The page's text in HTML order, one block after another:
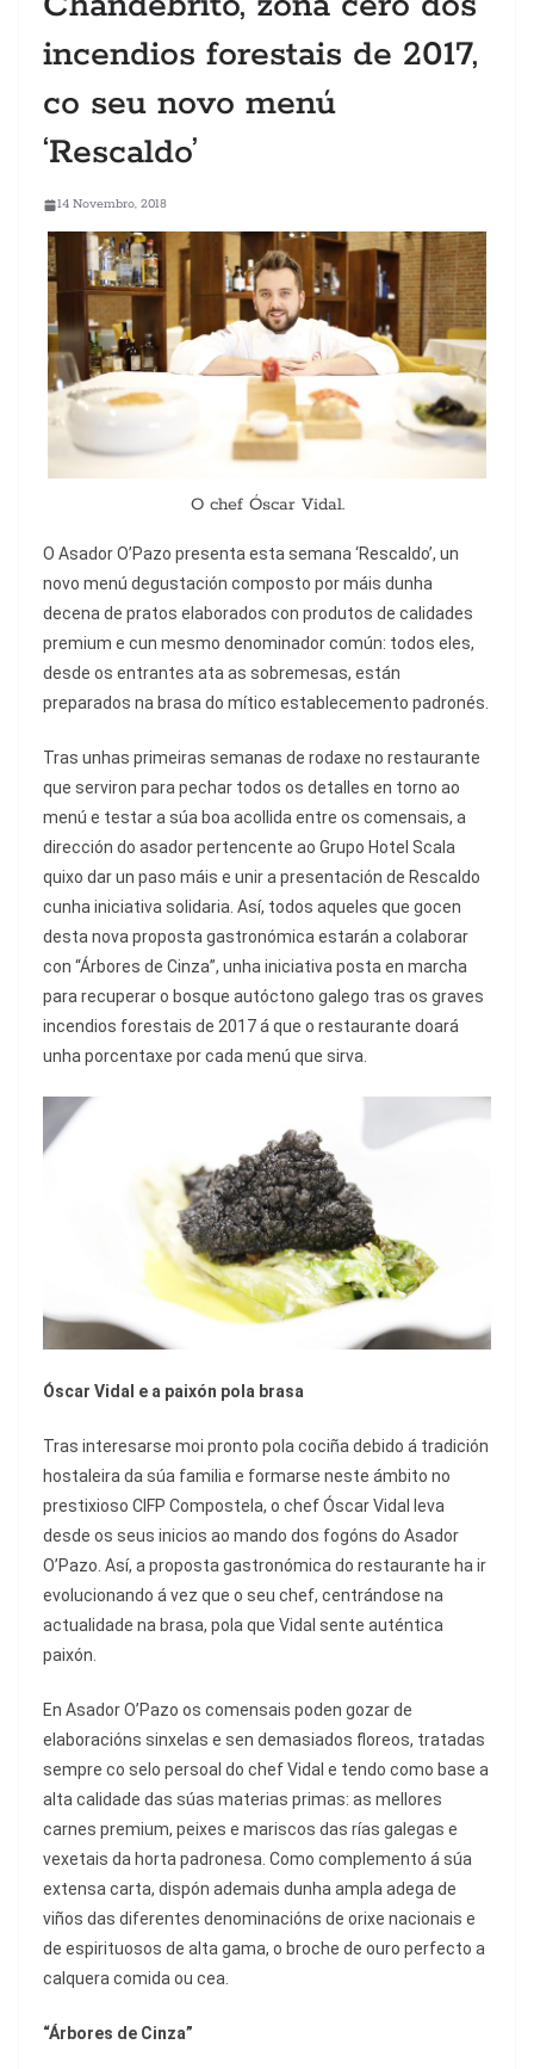
incendios forestais de 2017,
co seu novo menú
‘Rescaldo’
14 Novembro, 2018
O chef Óscar Vidal.
O Asador O’Pazo presenta esta semana ‘Rescaldo’, un
novo menú degustación composto por máis dunha
decena de pratos elaborados con produtos de calidades
premium e cun mesmo denominador común: todos eles,
desde os entrantes ata as sobremesas, están
preparados na brasa do mítico establecemento padronés.
Tras unhas primeiras semanas de rodaxe no restaurante
que serviron para pechar todos os detalles en torno ao
menú e testar a súa boa acollida entre os comensais, a
dirección do asador pertencente ao Grupo Hotel Scala
quixo dar un paso máis e unir a presentación de Rescaldo
cunha iniciativa solidaria. Así, todos aqueles que gocen
desta nova proposta gastronómica estarán a colaborar
con “Árbores de Cinza”, unha iniciativa posta en marcha
para recuperar o bosque autóctono galego tras os graves
incendios forestais de 2017 á que o restaurante doará
unha porcentaxe por cada menú que sirva.
Óscar Vidal e a paixón pola brasa
Tras interesarse moi pronto pola cociña debido á tradición
hostaleira da súa familia e formarse neste ámbito no
prestixioso CIFP Compostela, o chef Óscar Vidal leva
desde os seus inicios ao mando dos fogóns do Asador
O’Pazo. Así, a proposta gastronómica do restaurante ha ir
evolucionando á vez que o seu chef, centrándose na
actualidade na brasa, pola que Vidal sente auténtica
paixón.
En Asador O’Pazo os comensais poden gozar de
elaboracións sinxelas e sen demasiados floreos, tratadas
sempre co selo persoal do chef Vidal e tendo como base a
alta calidade das súas materias primas: as mellores
carnes premium, peixes e mariscos das rías galegas e
vexetais da horta padronesa. Como complemento á súa
extensa carta, dispón ademais dunha ampla adega de
viños das diferentes denominacións de orixe nacionais e
de espirituosos de alta gama, o broche de ouro perfecto a
calquera comida ou cea.
“Árbores de Cinza”